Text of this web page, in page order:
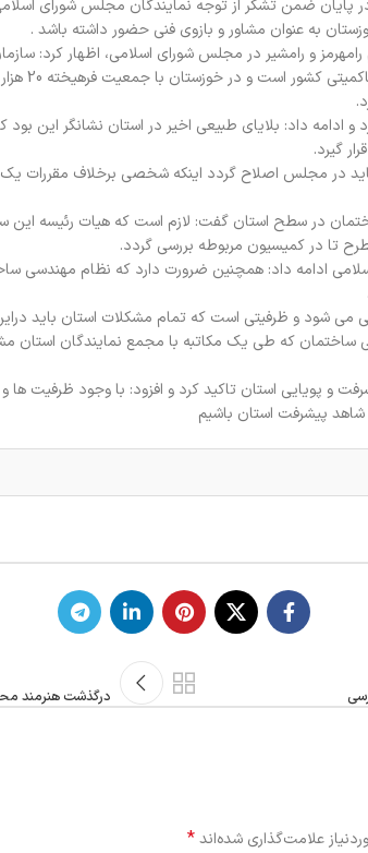
ضمن تشکر از توجه نمایندگان مجلس شورای
به عنوان مشاور و بازوی فنی حضور داشته باشد .
رامهرمز و رامشیر در مجلس شورای اسلامی، اظهار کرد:
اجتماعی
و ادامه داد: بلایای طبیعی اخیر در استان نشانگر این
گیرد.
نشان کرد: موضوع ماده 100 حتما باید در مجلس اصلاح گردد اینکه شخصی
در سطح استان گفت: لازم است که هیات رئیسه این
تا در کمیسیون مربوطه بررسی گردد.
ادامه داد: همچنین ضرورت دارد که نظام مهندسی
می شود و ظرفیتی است که تمام مشکلات استان باید
ساختمان که طی یک مکاتبه با مجمع نمایندگان استان
و پویایی استان تاکید کرد و افزود: با وجود ظرفیت ها و
شاهد پیشرفت استان باشیم
درگذشت هنرمند
علامت‌گذاری شده‌اند*